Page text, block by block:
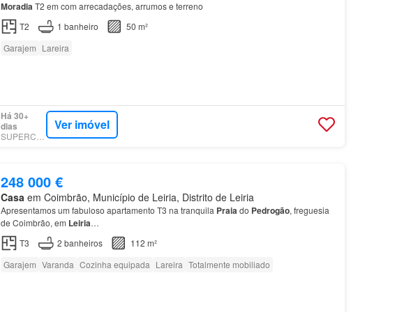
MoradiaT2 em com arrecadações, arrumos e terreno
T2
1 banheiro
50 m²
Garajem Lareira
Há 30+
dias
Ver imóvel
248 000 €
Casaem Coimbrão, Município de Leiria, Distrito de Leiria
Apresentamos um fabuloso apartamento T3 na tranquila Praiado Pedrogão, freguesia
de Coimbrão, em Leiria…
T3
2 banheiros
112 m²
Garajem Varanda Cozinha equipada Lareira Totalmente mobiliado